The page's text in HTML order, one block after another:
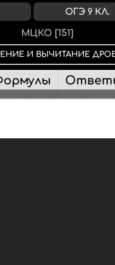
МЦКО [151]
И ВЫЧИТАНИЕ
ОГЭ 9 КЛ.